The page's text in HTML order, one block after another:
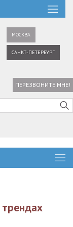
МОСКВА
САНКТ-ПЕТЕРБУРГ
ПЕРЕЗВОНИТЕ МНЕ!